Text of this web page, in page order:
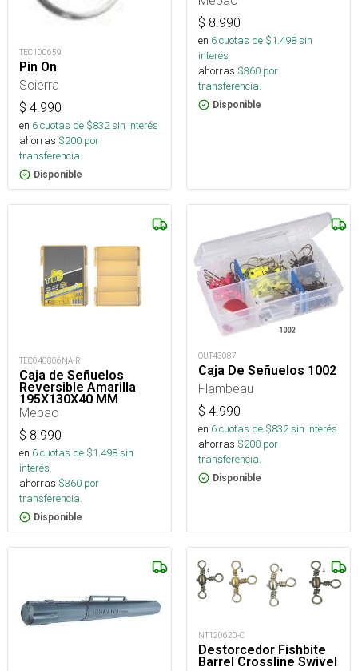
TEC100659
Pin On
Scierra
$ 4.990
en 6cuotas de $832sin interés
ahorras $200 por
transferencia.
Disponible
$ 8.990
en 6cuotas de $1.498sin
interés
ahorras $360 por
transferencia.
Disponible
TEC040806NA-R
Caja de Señuelos
Reversible Amarilla
195X130X40 MM
MBC20207
Mebao
$ 8.990
en 6cuotas de $1.498sin
interés
ahorras $360 por
transferencia.
Disponible
OUT43087
Caja De Señuelos 1002
Flambeau
$ 4.990
en 6cuotas de $832sin interés
ahorras $200 por
transferencia.
Disponible
NT120620-C
Destorcedor Fishbite
Barrel Crossline Swivel